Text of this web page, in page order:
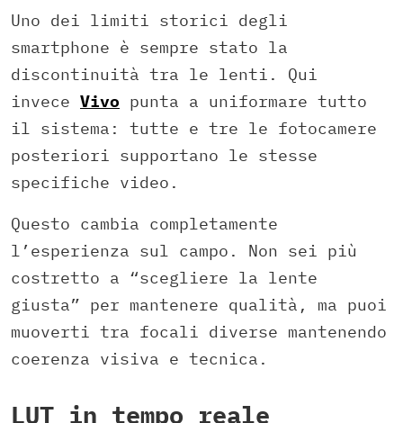
Uno dei limiti storici degli
smartphone è sempre stato la
discontinuità tra le lenti. Qui
invece Vivo punta a uniformare tutto
il sistema: tutte e tre le fotocamere
posteriori supportano le stesse
specifiche video.
Questo cambia completamente
l’esperienza sul campo. Non sei più
costretto a “scegliere la lente
giusta” per mantenere qualità, ma puoi
muoverti tra focali diverse mantenendo
coerenza visiva e tecnica.
LUT in tempo reale